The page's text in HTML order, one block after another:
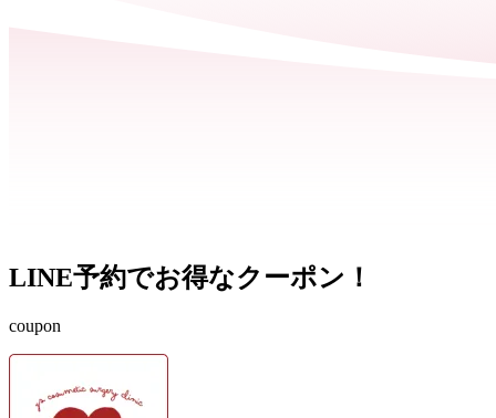
LINE予約でお得なクーポン！
coupon